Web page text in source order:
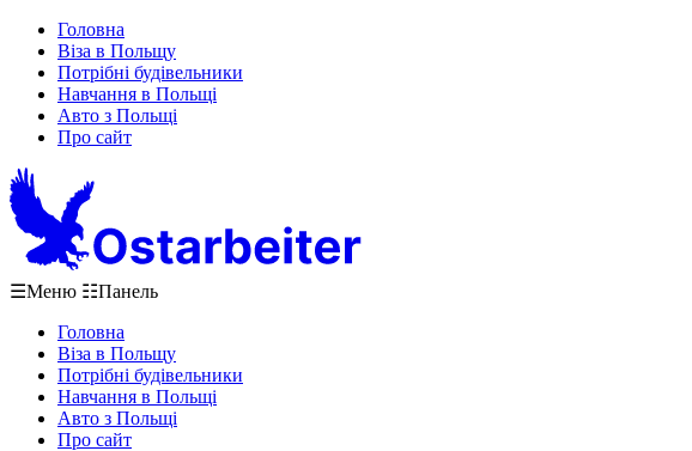
Головна
Віза в Польщу
Потрібні будівельники
Навчання в Польщі
Авто з Польщі
Про сайт
☰Меню ☷Панель
Головна
Віза в Польщу
Потрібні будівельники
Навчання в Польщі
Авто з Польщі
Про сайт